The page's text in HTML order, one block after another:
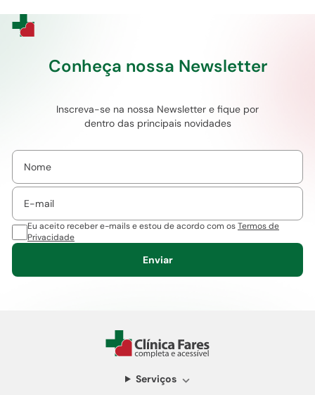
Conheça nossa Newsletter
Inscreva-se na nossa Newsletter e fique por
dentro das principais novidades
Eu aceito receber e-mails e estou de acordo com osTermos de
Privacidade
Enviar
Serviços